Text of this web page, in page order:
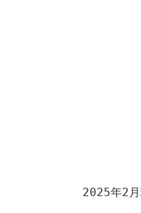
2025年2